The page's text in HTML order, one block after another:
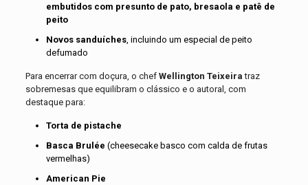
embutidos com presunto de pato, bresaola e patê de
peito
Novos sanduíches, incluindo um especial de peito
defumado
Para encerrar com doçura, o chef Wellington Teixeira traz
sobremesas que equilibram o clássico e o autoral, com
destaque para:
Torta de pistache
Basca Brulée (cheesecake basco com calda de frutas
vermelhas)
American Pie